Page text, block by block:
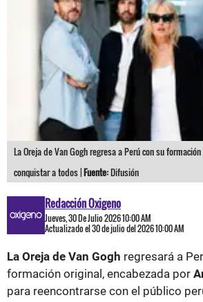
La Oreja de Van Gogh regresa a Perú con su
conquistar a todos |Fuente:Difusión
Redacción Oxigeno
Jueves, 30 De Julio 2026 10:00 AM
Actualizado el 30 de julio del 2026 10:00 AM
La Oreja de Van Gogh regresará a
formación original, encabezada por
para reencontrarse con el público